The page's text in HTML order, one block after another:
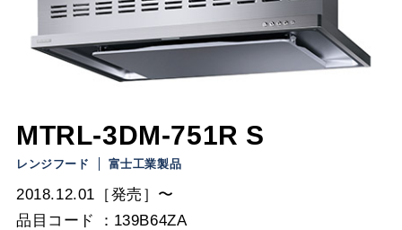
MTRL-3DM-751R S
レンジフード 富士工業製品
2018.12.01［発売］〜
品目コード
139B64ZA